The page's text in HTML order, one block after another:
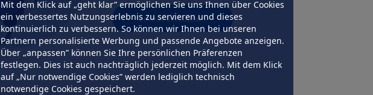
Mit dem Klick auf „geht klar” ermöglichen Sie uns Ihnen über Cookies
ein verbessertes Nutzungserlebnis zu servieren und dieses
kontinuierlich zu verbessern. So können wir Ihnen bei unseren
Partnern personalisierte Werbung und passende Angebote anzeigen.
Über „anpassen” können Sie Ihre persönlichen Präferenzen
festlegen. Dies ist auch nachträglich jederzeit möglich. Mit dem Klick
auf „Nur notwendige Cookies” werden lediglich technisch
notwendige Cookies gespeichert.
erneut versuchen